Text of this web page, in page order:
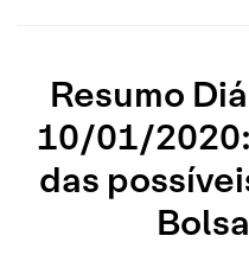
Resumo
10/01/
das